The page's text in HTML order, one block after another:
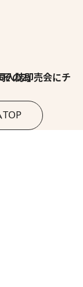
チャレンジ その2」